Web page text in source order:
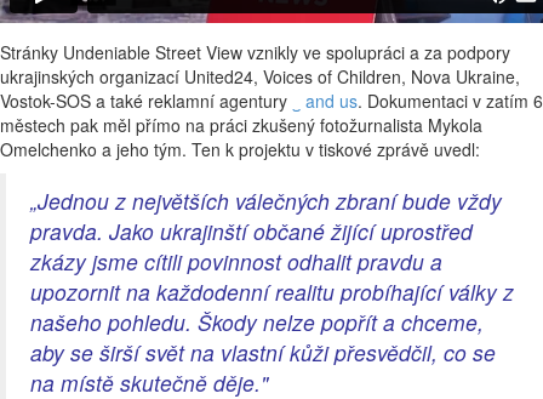
Stránky Undeniable Street View vznikly ve spolupráci a za podpory
ukrajinských organizací United24, Voices of Children, Nova Ukraine,
Vostok-SOS a také reklamní agentury
‿ and us. Dokumentaci v zatím 6
městech pak měl přímo na práci zkušený fotožurnalista Mykola
Omelchenko a jeho tým. Ten k projektu v tiskové zprávě uvedl:
„Jednou z největších válečných zbraní bude vždy
pravda. Jako ukrajinští občané žijící uprostřed
zkázy jsme cítili povinnost odhalit pravdu a
upozornit na každodenní realitu probíhající války z
našeho pohledu. Škody nelze popřít a chceme,
aby se širší svět na vlastní kůži přesvědčil, co se
na místě skutečně děje."